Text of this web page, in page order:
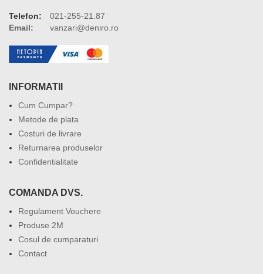
Telefon:
021-255-21.87
Email:
vanzari@deniro.ro
INFORMATII
Cum Cumpar?
Metode de plata
Costuri de livrare
Returnarea produselor
Confidentialitate
COMANDA DVS.
Regulament Vouchere
Produse 2M
Cosul de cumparaturi
Contact